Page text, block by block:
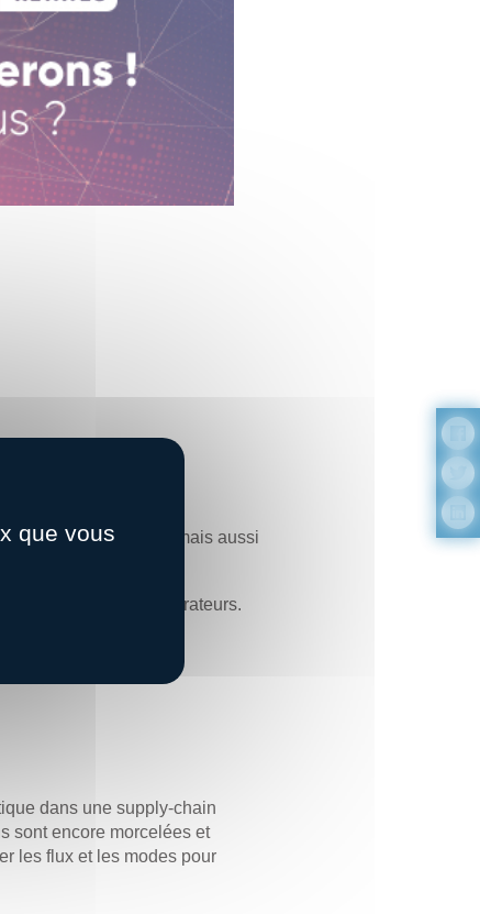
des mobilités ; mais aussi
et 10 démonstrateurs.
l’action.
dans une supply-chain
sont encore morcelées et
les flux et les modes pour
que vous